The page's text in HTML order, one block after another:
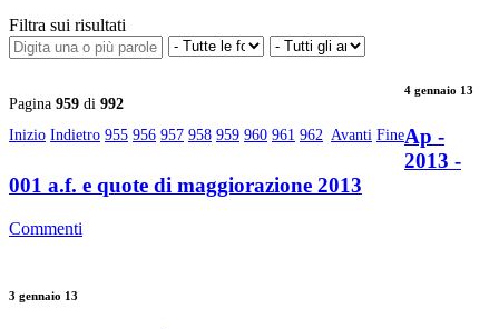
Filtra sui risultati
Pagina 959 di 992
Inizio Indietro 955 956 957 958 959 960 961 962 Avanti Fine
4 gennaio 13
Ap -
2013 -
001 a.f. e quote di maggiorazione 2013
Commenti
3 gennaio 13